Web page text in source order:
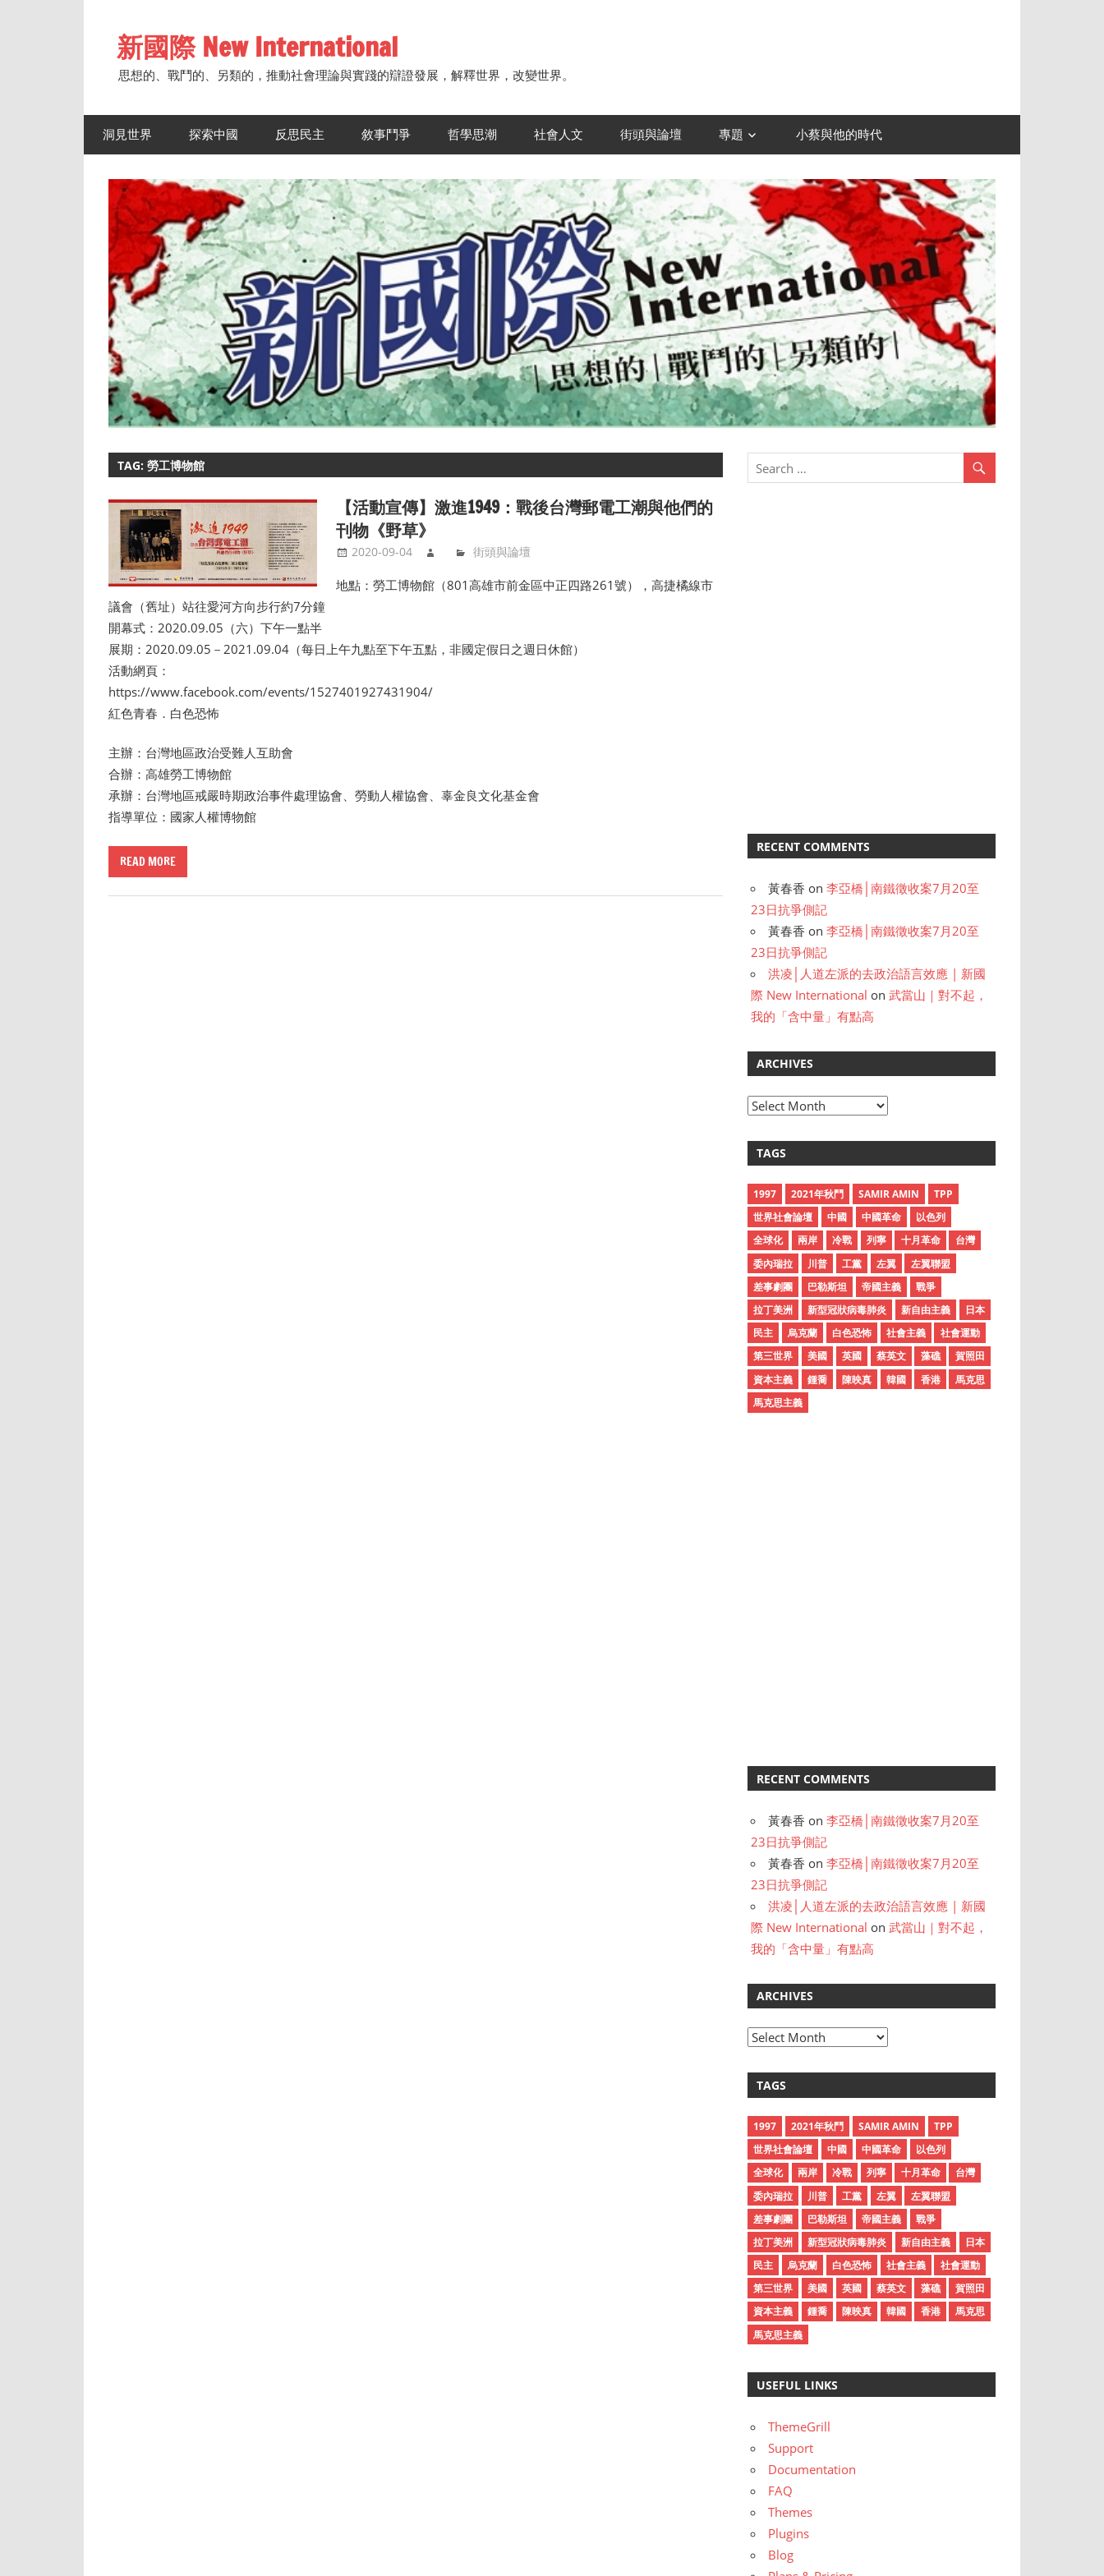
content新國際 New International
思想的、戰鬥的、另類的，推動社會理論與實踐的辯證發展，解釋世界，改變世界。
洞見世界 探索中國 反思民主 敘事鬥爭 哲學思潮 社會人文 街頭與論壇 專題 小蔡與他的時代
TAG: 勞工博物館
【活動宣傳】激進1949：戰後台灣郵電工潮與他們的
刊物《野草》
2020-09-04 街頭與論壇
地點：勞工博物館（801高雄市前金區中正四路261號），高捷橘線市
議會（舊址）站往愛河方向步行約7分鐘
開幕式：2020.09.05（六）下午一點半
展期：2020.09.05－2021.09.04（每日上午九點至下午五點，非國定假日之週日休館）
活動網頁：
https://www.facebook.com/events/1527401927431904/
紅色青春．白色恐怖
主辦：台灣地區政治受難人互助會
合辦：高雄勞工博物館
承辦：台灣地區戒嚴時期政治事件處理協會、勞動人權協會、辜金良文化基金會
指導單位：國家人權博物館
READ MORE
RECENT COMMENTS
黃春香 on李亞橋│南鐵徵收案7月20至
23日抗爭側記
黃春香 on李亞橋│南鐵徵收案7月20至
23日抗爭側記
洪凌│人道左派的去政治語言效應 | 新國
際 New International on武當山｜對不起，
我的「含中量」有點高
ARCHIVES
A
h
v
e
s
TAGS
1997 2021年秋鬥 SAMIR AMIN
TPP
世界社會論壇
中國 中國革命
以色列
全球化
兩岸 冷戰 列寧 十月革命
台灣
委內瑞拉
川普 工黨 左翼
左翼聯盟
差事劇團
巴勒斯坦 帝國主義
戰爭
拉丁美洲
新型冠狀病毒肺炎 新自由主義
日本
民主
烏克蘭 白色恐怖 社會主義
社會運動
第三世界
美國 英國 蔡英文 藻礁
賀照田
資本主義
鍾喬 陳映真 韓國 香港
馬克思
馬克思主義
RECENT COMMENTS
黃春香 on李亞橋│南鐵徵收案7月20至
23日抗爭側記
黃春香 on李亞橋│南鐵徵收案7月20至
23日抗爭側記
洪凌│人道左派的去政治語言效應 | 新國
際 New International on武當山｜對不起，
我的「含中量」有點高
ARCHIVES
A
h
v
e
s
TAGS
1997 2021年秋鬥 SAMIR AMIN
TPP
世界社會論壇
中國 中國革命
以色列
全球化
兩岸 冷戰 列寧 十月革命
台灣
委內瑞拉
川普 工黨 左翼
左翼聯盟
差事劇團
巴勒斯坦 帝國主義
戰爭
拉丁美洲
新型冠狀病毒肺炎 新自由主義
日本
民主
烏克蘭 白色恐怖 社會主義
社會運動
第三世界
美國 英國 蔡英文 藻礁
賀照田
資本主義
鍾喬 陳映真 韓國 香港
馬克思
馬克思主義
USEFUL LINKS
ThemeGrill
Support
Documentation
FAQ
Themes
Plugins
Blog